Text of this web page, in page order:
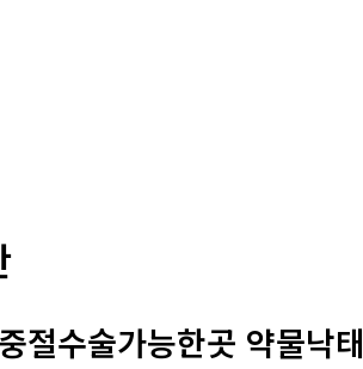
절수술가능한곳 약물낙